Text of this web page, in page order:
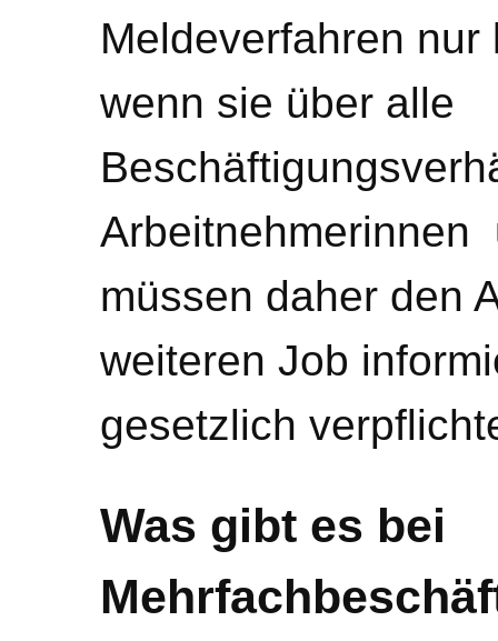
Meldeverfahren
wenn sie über alle
Arbeitnehmerinnen
müssen daher den
weiteren Job
gesetzlich
Was gibt es bei